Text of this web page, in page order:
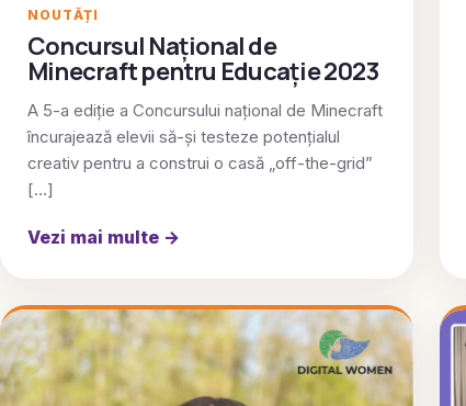
NOUTĂȚI
Concursul Național de
Minecraft pentru Educație 2023
A 5-a ediție a Concursului național de Minecraft
încurajează elevii să-și testeze potențialul
creativ pentru a construi o casă „off-the-grid”
[…]
Vezi mai multe →